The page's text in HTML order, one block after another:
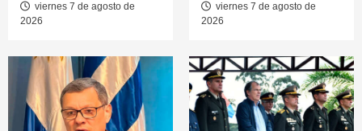
viernes 7 de agosto de
2026
viernes 7 de agosto de
2026